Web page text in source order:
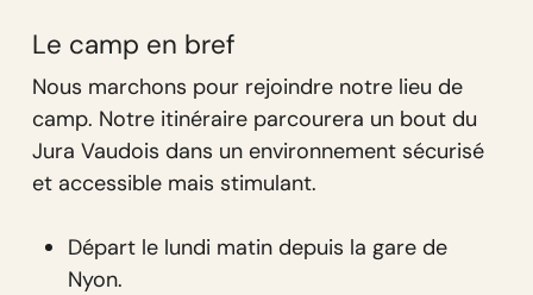
Le camp en bref
Nous marchons pour rejoindre notre lieu de
camp. Notre itinéraire parcourera un bout du
Jura Vaudois dans un environnement sécurisé
et accessible mais stimulant.
Départ le lundi matin depuis la gare de
Nyon.